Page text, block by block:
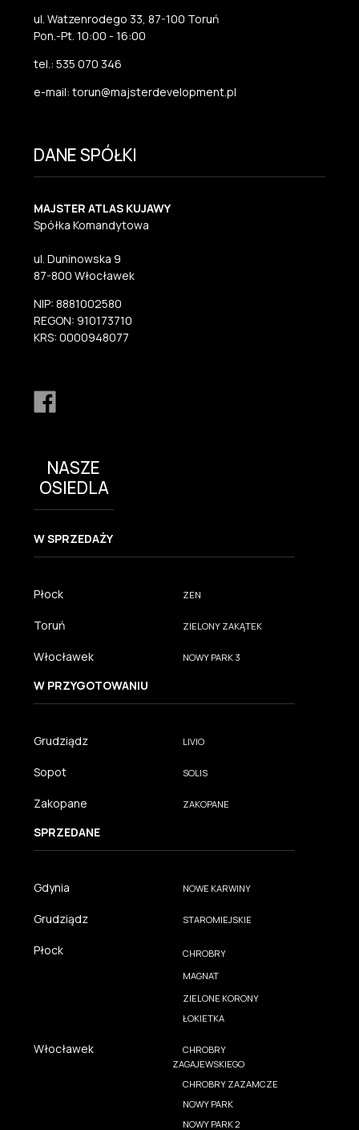
ul. Watzenrodego 33, 87-100 Toruń
Pon.-Pt. 10:00 - 16:00
tel.: 535 070 346
e-mail: torun@majsterdevelopment.pl
DANE SPÓŁKI
MAJSTER ATLAS KUJAWY
Spółka Komandytowa
ul. Duninowska 9
87-800 Włocławek
NIP: 8881002580
REGON: 910173710
KRS: 0000948077
NASZE
OSIEDLA
W SPRZEDAŻY
Płock ZEN
Toruń ZIELONY ZAKĄTEK
Włocławek NOWY PARK 3
W PRZYGOTOWANIU
Grudziądz LIVIO
Sopot SOLIS
Zakopane ZAKOPANE
SPRZEDANE
Gdynia NOWE KARWINY
Grudziądz STAROMIEJSKIE
Płock
CHROBRY
MAGNAT
ZIELONE KORONY
ŁOKIETKA
Włocławek
CHROBRY
ZAGAJEWSKIEGO
CHROBRY ZAZAMCZE
NOWY PARK
NOWY PARK 2